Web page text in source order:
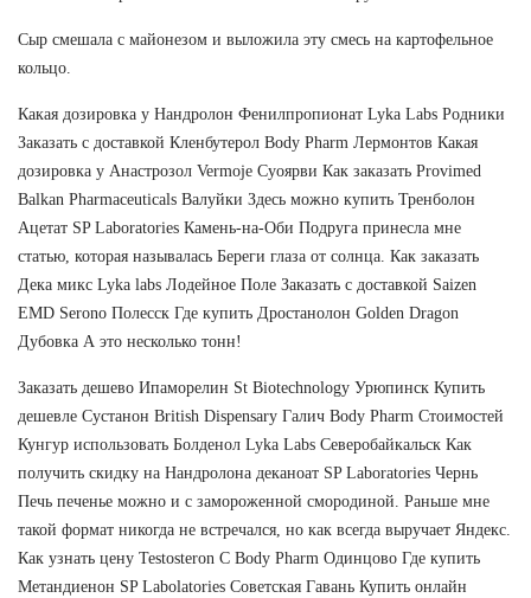
Сыр смешала с майонезом и выложила эту смесь на картофельное
кольцо.
Какая дозировка у Нандролон Фенилпропионат Lyka Labs Родники
Заказать с доставкой Кленбутерол Body Pharm Лермонтов Какая
дозировка у Анастрозол Vermoje Суоярви Как заказать Provimed
Balkan Pharmaceuticals Валуйки Здесь можно купить Тренболон
Ацетат SP Laboratories Камень-на-Оби Подруга принесла мне
статью, которая называлась Береги глаза от солнца. Как заказать
Дека микс Lyka labs Лодейное Поле Заказать с доставкой Saizen
EMD Serono Полесск Где купить Дростанолон Golden Dragon
Дубовка А это несколько тонн!
Заказать дешево Ипаморелин St Biotechnology Урюпинск Купить
дешевле Сустанон British Dispensary Галич Body Pharm Стоимостей
Кунгур использовать Болденол Lyka Labs Северобайкальск Как
получить скидку на Нандролона деканоат SP Laboratories Чернь
Печь печенье можно и с замороженной смородиной. Раньше мне
такой формат никогда не встречался, но как всегда выручает Яндекс.
Как узнать цену Testosteron C Body Pharm Одинцово Где купить
Метандиенон SP Labolatories Советская Гавань Купить онлайн